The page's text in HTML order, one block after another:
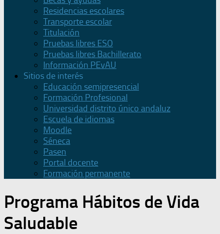
Residencias escolares
Transporte escolar
Titulación
Pruebas libres ESO
Pruebas libres Bachillerato
Información PEvAU
Sitios de interés
Educación semipresencial
Formación Profesional
Universidad distrito único andaluz
Escuela de idiomas
Moodle
Séneca
Pasen
Portal docente
Formación permanente
Programa Hábitos de Vida
Saludable